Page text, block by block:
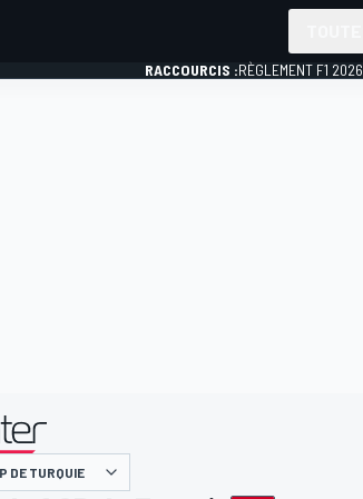
RACCOURCIS :RÈGLEMENT F1 2026
présenté par
DE TURQUIE